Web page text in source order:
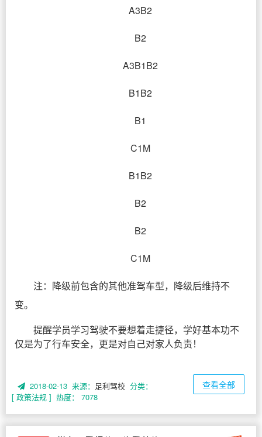
A3B2
B2
A3B1B2
B1B2
B1
C1M
B1B2
B2
B2
C1M
注：降级前包含的其他准驾车型，降级后维持不
变。
提醒学员学习驾驶不要想着走捷径，学好基本功不
仅是为了行车安全，更是对自己对家人负责！
2018-02-13 来源： 足利驾校 分类：
[ 政策法规 ] 热度： 7078
查看全部